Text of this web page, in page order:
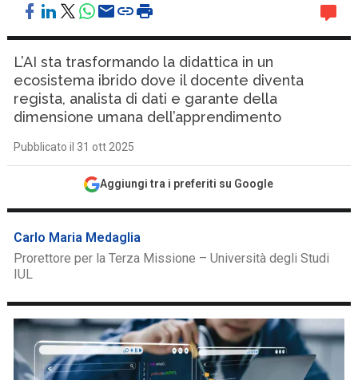
L’AI sta trasformando la didattica in un
ecosistema ibrido dove il docente diventa
regista, analista di dati e garante della
dimensione umana dell’apprendimento
Pubblicato il 31 ott 2025
Aggiungi tra i preferiti su Google
Carlo Maria Medaglia
Prorettore per la Terza Missione – Università degli Studi
IUL